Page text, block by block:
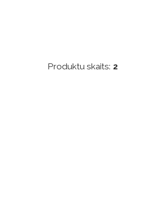
Produktu skaits: 2